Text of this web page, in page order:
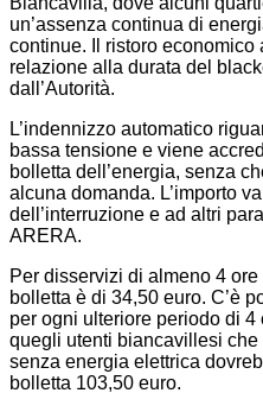
un’assenza continua di
continue. Il ristoro
relazione alla durata del
dall’Autorità.
L’indennizzo automatico
bassa tensione e viene
bolletta dell’energia, senza
alcuna domanda. L’importo
dell’interruzione e ad altri
ARERA.
Per disservizi di almeno 4
bolletta è di 34,50 euro. C’è
per ogni ulteriore periodo di
quegli utenti biancavillesi
senza energia elettrica
bolletta 103,50 euro.